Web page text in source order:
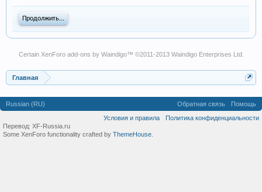
Продолжить...
Certain XenForo add-ons by Waindigo™ ©2011-2013 Waindigo Enterprises Ltd.
Главная
Russian (RU) Обратная связь
Помощь
Условия и правила
Политика конфиденциальности
Перевод: XF-Russia.ru
Some XenForo functionality crafted by ThemeHouse